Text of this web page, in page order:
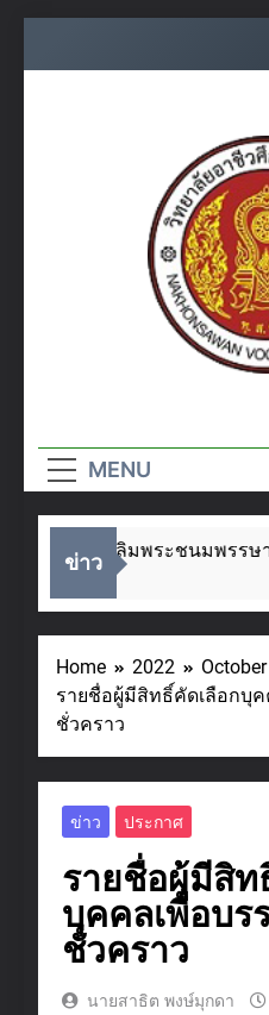
อ
น
MENU
ข่าว
อกาสวันเฉลิมพระชนมพรรษา
Home 2022
October
รายชื่อผู้มีสิทธิ์คัดเลือกบุค
ชั่วคราว
ข่าว ประกาศ
รายชื่อผู้มีสิท
บุคคลเพื่อบร
ชั่วคราว
นายสาธิต พงษ์มุกดา